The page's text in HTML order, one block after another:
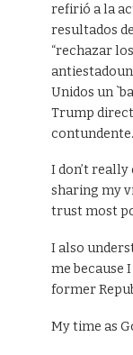
refirió a la
resultados
“rechazar
Unidos un
Trump
contundente.
I don’t really
sharing my
trust most
I also
me because
former
My time as